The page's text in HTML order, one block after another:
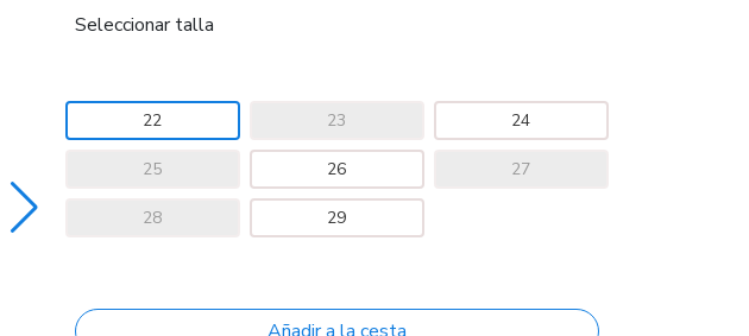
Seleccionar talla
22 23 24
25 26 27
28 29